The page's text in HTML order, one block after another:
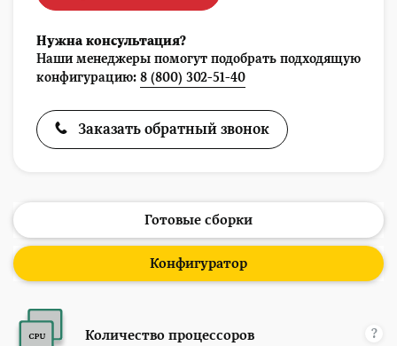
Нужна консультация?
Наши менеджеры помогут подобрать подходящую
конфигурацию: 8 (800) 302-51-40
Заказать обратный звонок
Готовые сборки
Конфигуратор
Количество процессоров ?